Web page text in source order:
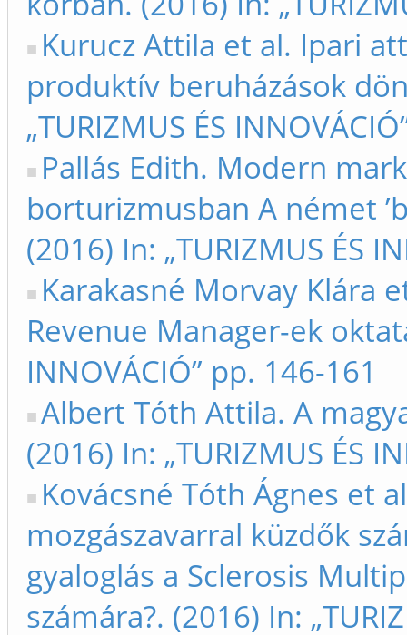
Kurucz Attila et al. Ipari
produktív beruházások
„TURIZMUS ÉS
Pallás Edith. Modern
borturizmusban A német
(2016) In: „TURIZMUS ÉS
Karakasné Morvay Klára
Revenue Manager-ek
INNOVÁCIÓ” pp. 146-161
Albert Tóth Attila. A
(2016) In: „TURIZMUS ÉS
Kovácsné Tóth Ágnes et
mozgászavarral küzdők
gyaloglás a Sclerosis
számára?. (2016) In: